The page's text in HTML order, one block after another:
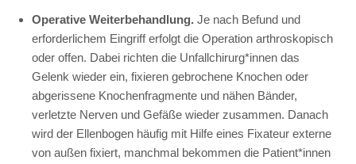
Operative Weiterbehandlung. Je nach Befund und
erforderlichem Eingriff erfolgt die Operation arthroskopisch
oder offen. Dabei richten die Unfallchirurg*innen das
Gelenk wieder ein, fixieren gebrochene Knochen oder
abgerissene Knochenfragmente und nähen Bänder,
verletzte Nerven und Gefäße wieder zusammen. Danach
wird der Ellenbogen häufig mit Hilfe eines Fixateur externe
von außen fixiert, manchmal bekommen die Patient*innen